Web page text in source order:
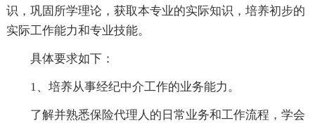
识，巩固所学理论，获取本专业的实际知识，培养初步的
实际工作能力和专业技能。
具体要求如下：
1、培养从事经纪中介工作的业务能力。
了解并熟悉保险代理人的日常业务和工作流程，学会